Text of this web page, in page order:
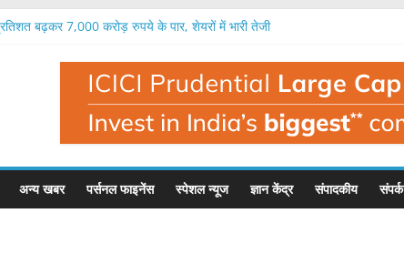
बढ़कर 7,000 करोड़ रुपये के पार, शेयरों में भारी तेजी
बढ़कर 1,699 करोड़ रुपये, राजस्व में 24 फीसदी उछाल
में 336 करोड़ रुपये का भारी घाटा, राजस्व 45 फीसदी गिरा
ज्यादा मुनाफा कमाने वाला संस्थान, रिकॉर्ड 21,121 करोड़ का फायदा
अन्य खबर पर्सनल फाइनेंस स्पेशल न्यूज ज्ञान केंद्र संपादकीय संपर्क